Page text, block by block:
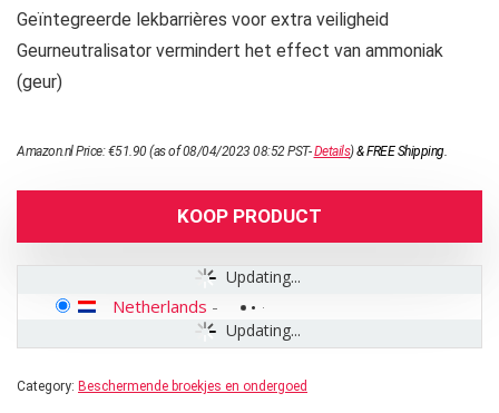
Geïntegreerde lekbarrières voor extra veiligheid
Geurneutralisator vermindert het effect van ammoniak
(geur)
Amazon.nl Price:€51.90(as of 08/04/2023 08:52 PST-Details)&FREE Shipping.
KOOP PRODUCT
Updating...
Updating...
Netherlands -
Category: Beschermende broekjes en ondergoed